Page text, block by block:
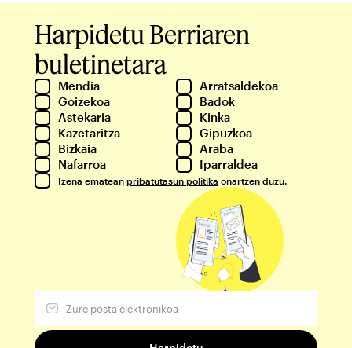
Harpidetu Berriaren
buletinetara
Mendia
Arratsaldekoa
Goizekoa
Badok
Astekaria
Kinka
Kazetaritza
Gipuzkoa
Bizkaia
Araba
Nafarroa
Iparraldea
Izena ematean pribatutasun politika onartzen duzu.